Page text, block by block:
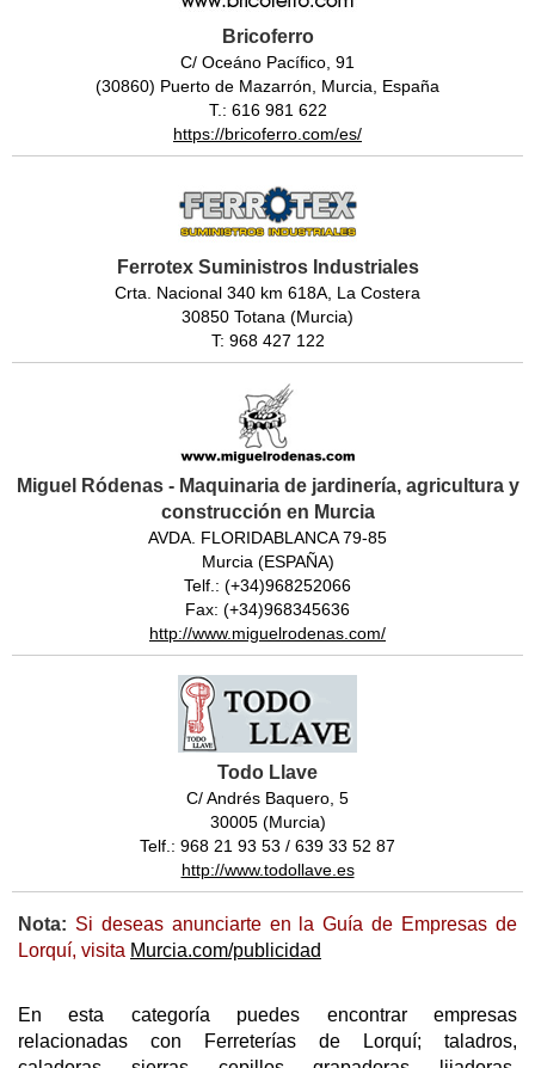
Bricoferro
C/ Oceáno Pacífico, 91
(30860) Puerto de Mazarrón, Murcia, España
T.: 616 981 622
https://bricoferro.com/es/
Ferrotex Suministros Industriales
Crta. Nacional 340 km 618A, La Costera
30850 Totana (Murcia)
T: 968 427 122
Miguel Ródenas - Maquinaria de jardinería, agricultura y
construcción en Murcia
AVDA. FLORIDABLANCA 79-85
Murcia (ESPAÑA)
Telf.: (+34)968252066
Fax: (+34)968345636
http://www.miguelrodenas.com/
Todo Llave
C/ Andrés Baquero, 5
30005 (Murcia)
Telf.: 968 21 93 53 / 639 33 52 87
http://www.todollave.es
Nota: Si deseas anunciarte en la Guía de Empresas de
Lorquí, visita Murcia.com/publicidad
En esta categoría puedes encontrar empresas
relacionadas con Ferreterías de Lorquí; taladros,